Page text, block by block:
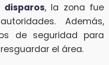
disparos, la zona fue
Además,
de seguridad para
el área.